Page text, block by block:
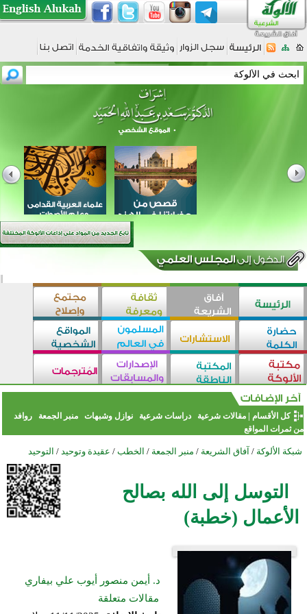
كل الأقسام |مقالات شرعية دراسات شرعية نوازل وشبهات منبر الجمعة
روافد
من ثمرات المواقع
شبكة الألوكة / آفاق الشريعة / منبر الجمعة / الخطب / عقيدة وتوحيد / التوحيد
التوسل إلى الله بصالح
الأعمال (خطبة)
د. أيمن منصور أيوب علي بيفاري
مقالات متعلقة